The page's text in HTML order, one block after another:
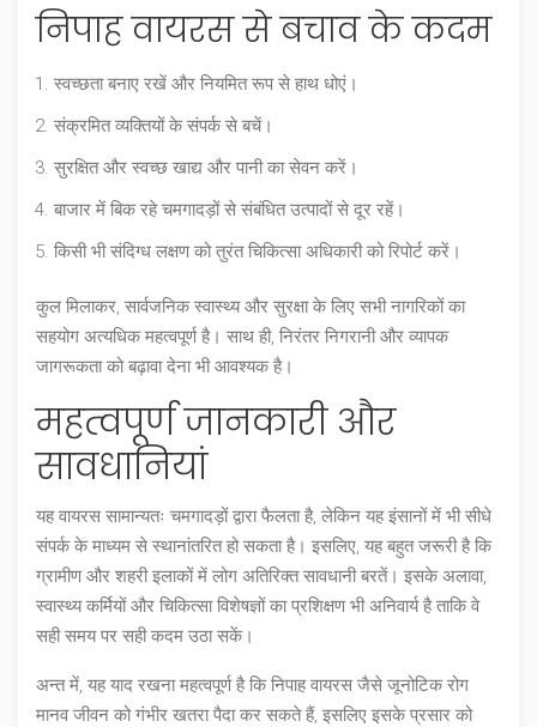
निपाह वायरस से बचाव के कदम
स्वच्छता बनाए रखें और नियमित रूप से हाथ धोएं।
संक्रमित व्यक्तियों के संपर्क से बचें।
सुरक्षित और स्वच्छ खाद्य और पानी का सेवन करें।
बाजार में बिक रहे चमगादड़ों से संबंधित उत्पादों से दूर रहें।
किसी भी संदिग्ध लक्षण को तुरंत चिकित्सा अधिकारी को रिपोर्ट करें।
कुल मिलाकर, सार्वजनिक स्वास्थ्य और सुरक्षा के लिए सभी नागरिकों का
सहयोग अत्यधिक महत्वपूर्ण है। साथ ही, निरंतर निगरानी और व्यापक
जागरूकता को बढ़ावा देना भी आवश्यक है।
महत्वपूर्ण जानकारी और
सावधानियां
यह वायरस सामान्यतः चमगादड़ों द्वारा फैलता है, लेकिन यह इंसानों में भी सीधे
संपर्क के माध्यम से स्थानांतरित हो सकता है। इसलिए, यह बहुत जरूरी है कि
ग्रामीण और शहरी इलाकों में लोग अतिरिक्त सावधानी बरतें। इसके अलावा,
स्‍वास्थ्य कर्मियों और चिकित्सा विशेषज्ञों का प्रशिक्षण भी अनिवार्य है ताकि वे
सही समय पर सही कदम उठा सकें।
अन्त में, यह याद रखना महत्वपूर्ण है कि निपाह वायरस जैसे जूनोटिक रोग
मानव जीवन को गंभीर खतरा पैदा कर सकते हैं, इसलिए इसके प्रसार को